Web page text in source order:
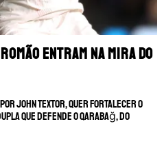
entram na mira do
John Textor, quer fortalecer o
que defende o Qarabağ, do